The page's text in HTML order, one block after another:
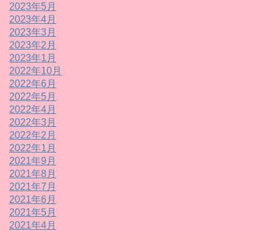
2023年5月
2023年4月
2023年3月
2023年2月
2023年1月
2022年10月
2022年6月
2022年5月
2022年4月
2022年3月
2022年2月
2022年1月
2021年9月
2021年8月
2021年7月
2021年6月
2021年5月
2021年4月